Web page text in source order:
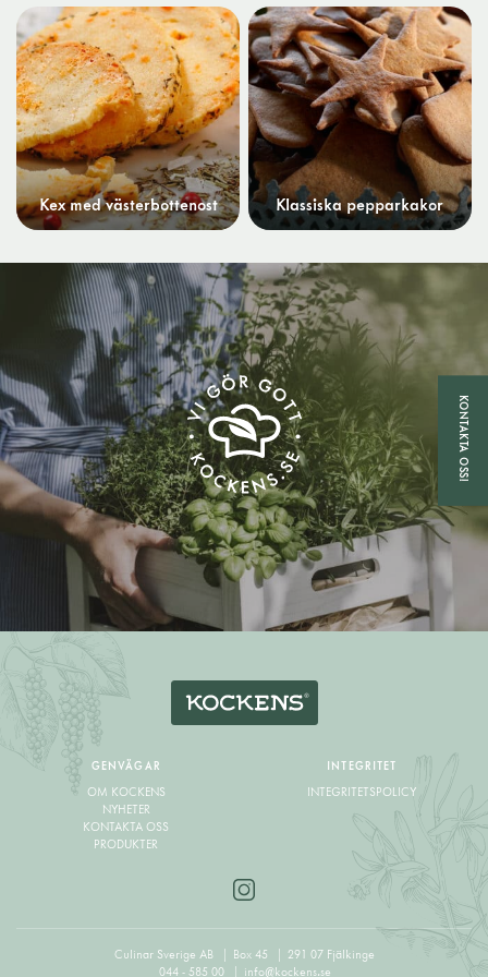
Kex med västerbottenost Klassiska pepparkakor
GENVÄGAR
OM KOCKENS
NYHETER
KONTAKTA OSS
PRODUKTER
INTEGRITET
INTEGRITETSPOLICY
Culinar Sverige AB Box 45
291 07 Fjälkinge
044 - 585 00
info@kockens.se
KONTAKTA OSS!